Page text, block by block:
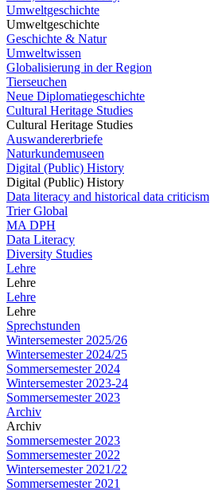
Umweltgeschichte
Umweltgeschichte
Geschichte & Natur
Umweltwissen
Globalisierung in der Region
Tierseuchen
Neue Diplomatiegeschichte
Cultural Heritage Studies
Cultural Heritage Studies
Auswandererbriefe
Naturkundemuseen
Digital (Public) History
Digital (Public) History
Data literacy and historical data criticism
Trier Global
MA DPH
Data Literacy
Diversity Studies
Lehre
Lehre
Lehre
Lehre
Sprechstunden
Wintersemester 2025/26
Wintersemester 2024/25
Sommersemester 2024
Wintersemester 2023-24
Sommersemester 2023
Archiv
Archiv
Sommersemester 2023
Sommersemester 2022
Wintersemester 2021/22
Sommersemester 2021